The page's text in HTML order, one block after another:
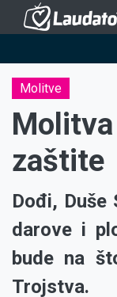
Skoči
sadržaj
Molitve
zaštite
Dođi,
darove i
bude na
Trojstva.